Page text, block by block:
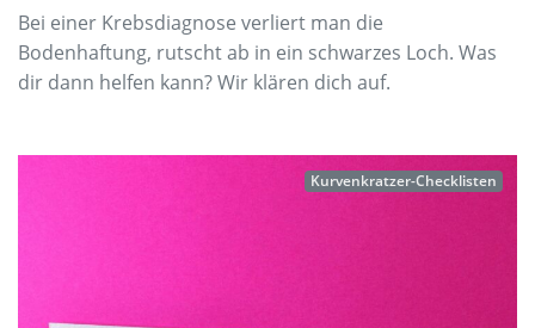
Bei einer Krebsdiagnose verliert man die
Bodenhaftung, rutscht ab in ein schwarzes Loch. Was
dir dann helfen kann? Wir klären dich auf.
Kurvenkratzer-Checklisten